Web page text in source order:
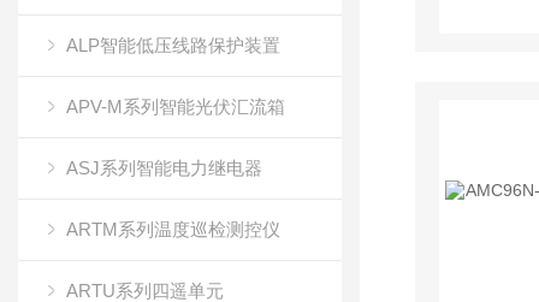
ALP智能低压线路保护装置
APV-M系列智能光伏汇流箱
ASJ系列智能电力继电器
ARTM系列温度巡检测控仪
ARTU系列四遥单元